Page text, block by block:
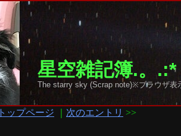
星空雑記簿.。
The starry sky (Scrap note)※ブラウザ
トップページ 次のエントリ >>